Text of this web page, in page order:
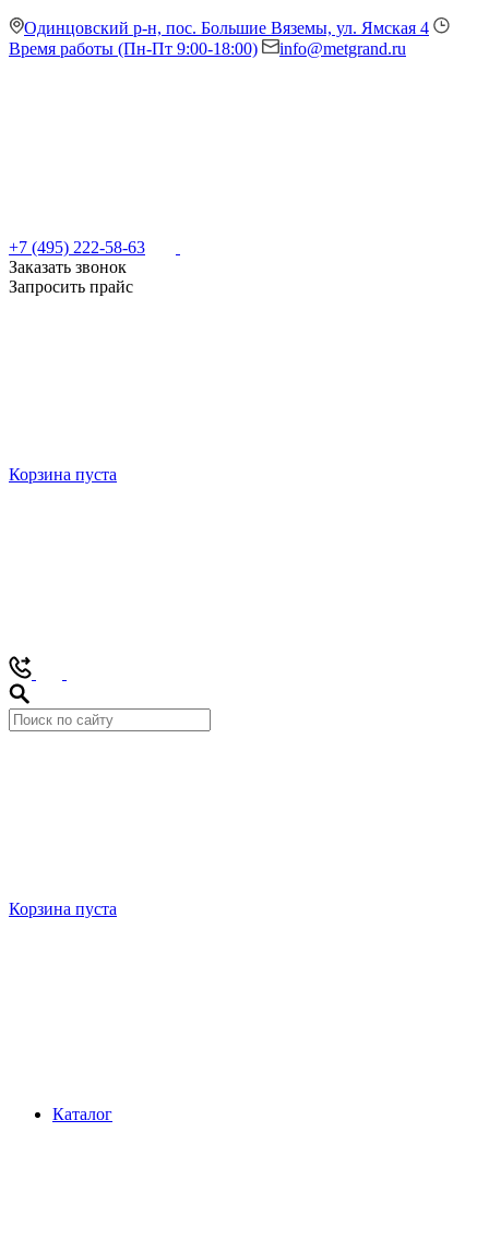
Одинцовский р-н, пос. Большие Вяземы, ул. Ямская 4
Время работы (Пн-Пт 9:00-18:00)
info@metgrand.ru
+7 (495) 222-58-63
Заказать звонок
Запросить прайс
Корзина пуста
Корзина пуста
Каталог